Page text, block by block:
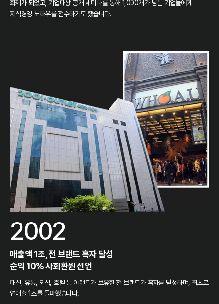
화제가 되었고, 기업대상 공개 세미나를 통해 1,000개가 넘는 기업들에게
지식경영 노하우를 전수하기도 했습니다.
2002
매출액 1조, 전 브랜드 흑자 달성
순익 10% 사회환원 선언
패션, 유통, 외식, 호텔 등 이랜드가 보유한 전 브랜드가 흑자를 달성하며, 최초로
연매출 1조를 돌파했습니다.